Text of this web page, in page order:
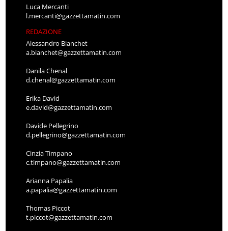
Luca Mercanti
l.mercanti@gazzettamatin.com
REDAZIONE
Alessandro Bianchet
a.bianchet@gazzettamatin.com
Danila Chenal
d.chenal@gazzettamatin.com
Erika David
e.david@gazzettamatin.com
Davide Pellegrino
d.pellegrino@gazzettamatin.com
Cinzia Timpano
c.timpano@gazzettamatin.com
Arianna Papalia
a.papalia@gazzettamatin.com
Thomas Piccot
t.piccot@gazzettamatin.com